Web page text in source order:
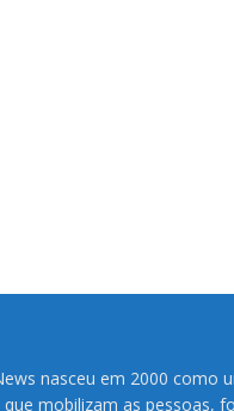
nasceu em 2000 como
mobilizam as pessoas,